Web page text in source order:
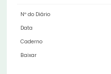
Nº do Diário
Data
Caderno
Baixar